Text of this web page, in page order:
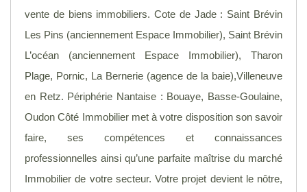
vente de biens immobiliers. Cote de Jade : Saint Brévin
Les Pins (anciennement Espace Immobilier), Saint Brévin
L’océan (anciennement Espace Immobilier), Tharon
Plage, Pornic, La Bernerie (agence de la baie),Villeneuve
en Retz. Périphérie Nantaise : Bouaye, Basse-Goulaine,
Oudon Côté Immobilier met à votre disposition son savoir
faire, ses compétences et connaissances
professionnelles ainsi qu’une parfaite maîtrise du marché
Immobilier de votre secteur. Votre projet devient le nôtre,